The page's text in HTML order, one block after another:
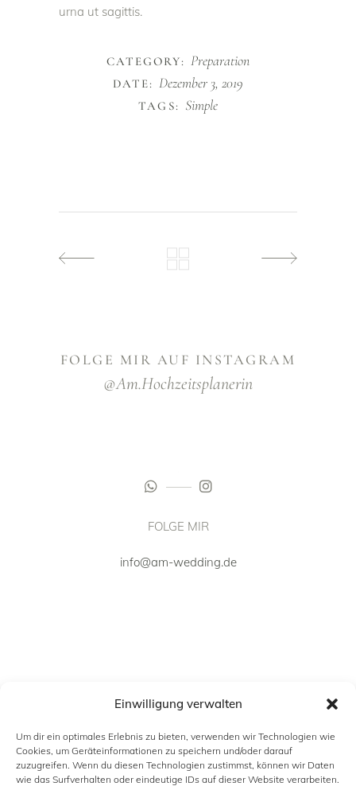
Einwilligung verwalten
Um dir ein optimales Erlebnis zu bieten, verwenden wir Technologien wie
Cookies, um Geräteinformationen zu speichern und/oder darauf
zuzugreifen. Wenn du diesen Technologien zustimmst, können wir Daten
wie das Surfverhalten oder eindeutige IDs auf dieser Website verarbeiten.
urna ut sagittis.
CATEGORY: Preparation
DATE: Dezember 3, 2019
TAGS: Simple
FOLGE MIR AUF INSTAGRAM
@am.hochzeitsplanerin
FOLGE MIR
info@am-wedding.de